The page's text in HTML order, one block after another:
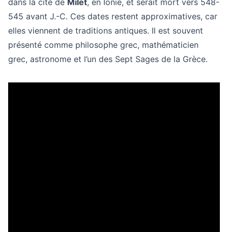
dans la cité de Milet, en Ionie, et serait mort vers 548-
545 avant J.-C. Ces dates restent approximatives, car
elles viennent de traditions antiques. Il est souvent
présenté comme philosophe grec, mathématicien
grec, astronome et l’un des Sept Sages de la Grèce.